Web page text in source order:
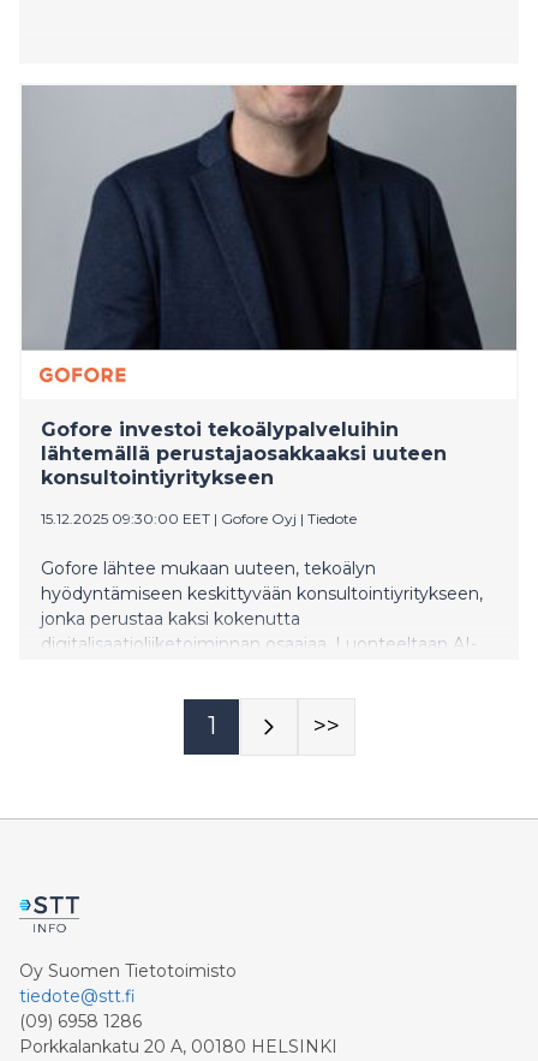
Gofore investoi tekoälypalveluihin
lähtemällä perustajaosakkaaksi uuteen
konsultointiyritykseen
15.12.2025 09:30:00 EET | Gofore Oyj | Tiedote
Gofore lähtee mukaan uuteen, tekoälyn
hyödyntämiseen keskittyvään konsultointiyritykseen,
jonka perustaa kaksi kokenutta
digitalisaatioliiketoiminnan osaajaa. Luonteeltaan AI-
roolia organisaatioiden tekoälysiirtymän tukemisessa.
Gofore tulee uuteen yhtiöön enemmistöosakkaaksi.
1 >>
Oy Suomen Tietotoimisto
tiedote@stt.fi
(09) 6958 1286
Porkkalankatu 20 A, 00180 HELSINKI